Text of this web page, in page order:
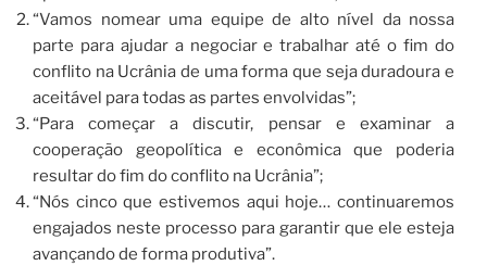
“Vamos nomear uma equipe de alto nível da nossa
parte para ajudar a negociar e trabalhar até o fim do
conflito na Ucrânia de uma forma que seja duradoura e
aceitável para todas as partes envolvidas”;
“Para começar a discutir, pensar e examinar a
cooperação geopolítica e econômica que poderia
resultar do fim do conflito na Ucrânia”;
“Nós cinco que estivemos aqui hoje… continuaremos
engajados neste processo para garantir que ele esteja
avançando de forma produtiva”.